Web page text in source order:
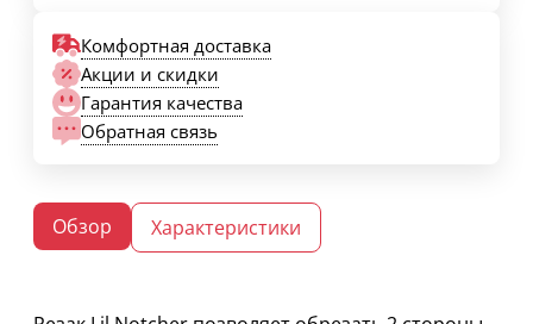
Комфортная доставка
Акции и скидки
Гарантия качества
Обратная связь
Обзор Характеристики